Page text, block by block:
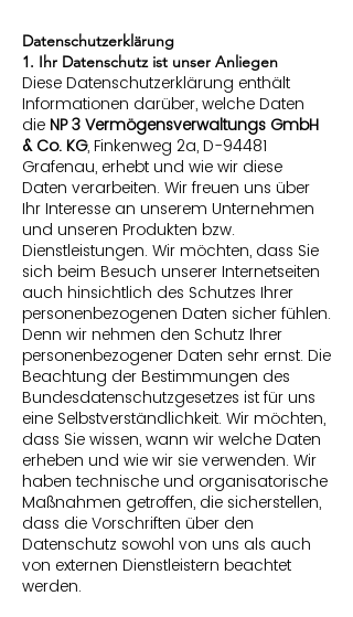
Datenschutzerklärung
1. Ihr Datenschutz ist unser Anliegen
Diese Datenschutzerklärung enthält
Informationen darüber, welche Daten
die NP 3 Vermögensverwaltungs GmbH
& Co. KG, Finkenweg 2a, D-94481
Grafenau, erhebt und wie wir diese
Daten verarbeiten. Wir freuen uns über
Ihr Interesse an unserem Unternehmen
und unseren Produkten bzw.
Dienstleistungen. Wir möchten, dass Sie
sich beim Besuch unserer Internetseiten
auch hinsichtlich des Schutzes Ihrer
personenbezogenen Daten sicher fühlen.
Denn wir nehmen den Schutz Ihrer
personenbezogener Daten sehr ernst. Die
Beachtung der Bestimmungen des
Bundesdatenschutzgesetzes ist für uns
eine Selbstverständlichkeit. Wir möchten,
dass Sie wissen, wann wir welche Daten
erheben und wie wir sie verwenden. Wir
haben technische und organisatorische
Maßnahmen getroffen, die sicherstellen,
dass die Vorschriften über den
Datenschutz sowohl von uns als auch
von externen Dienstleistern beachtet
werden.